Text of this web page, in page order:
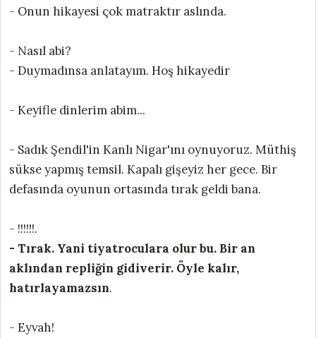
- Onun hikayesi çok matraktır aslında.
- Nasıl abi?
- Duymadınsa anlatayım. Hoş hikayedir
- Keyifle dinlerim abim...
- Sadık Şendil'in Kanlı Nigar'ını oynuyoruz. Müthiş
sükse yapmış temsil. Kapalı gişeyiz her gece. Bir
defasında oyunun ortasında tırak geldi bana.
- !!!!!!.
- Tırak. Yani tiyatroculara olur bu. Bir an
aklından repliğin gidiverir. Öyle kalır,
hatırlayamazsın.
- Eyvah!